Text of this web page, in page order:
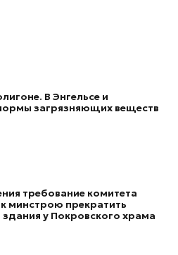
В Энгельсе и
загрязняющих веществ
требование комитета
минстрою прекратить
у Покровского храма